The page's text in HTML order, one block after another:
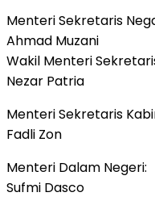
Menteri Sekretaris
Ahmad Muzani
Wakil Menteri
Nezar Patria
Menteri Sekretaris
Fadli Zon
Menteri Dalam Negeri:
Sufmi Dasco